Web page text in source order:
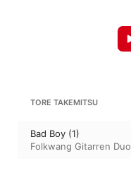
TORE TAKEMITSU
Bad Boy (1)
Folkwang Gitarren Duo